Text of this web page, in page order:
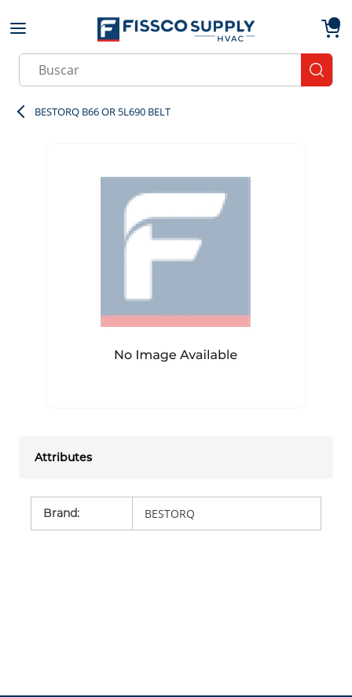
Skip to main content
Site Search
BESTORQ B66 OR 5L690 BELT
Attributes
Brand: BESTORQ